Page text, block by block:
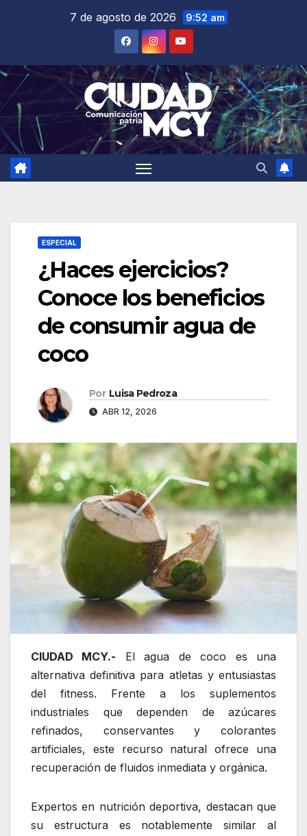
7 de agosto de 2026 9:52 am
ESPECIAL
¿Haces ejercicios?
Conoce los beneficios
de consumir agua de
coco
Por Luisa Pedroza
ABR 12, 2026
CIUDAD MCY.- El agua de coco es una
alternativa definitiva para atletas y entusiastas
del fitness. Frente a los suplementos
industriales que dependen de azúcares
refinados, conservantes y colorantes
artificiales, este recurso natural ofrece una
recuperación de fluidos inmediata y orgánica.
Expertos en nutrición deportiva, destacan que
su estructura es notablemente similar al